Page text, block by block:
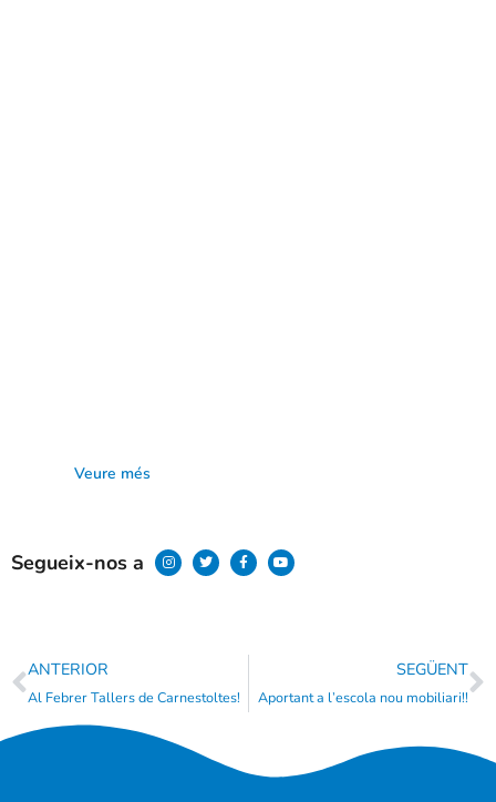
Veure més
Segueix-nos a
ANTERIOR
Al Febrer Tallers de Carnestoltes!
SEGÜENT
Aportant a l’escola nou mobiliari!!